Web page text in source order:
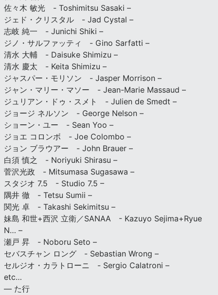
佐々木 敏光 - Toshimitsu Sasaki –
ジェド・クリスタル - Jad Cystal –
志岐 純一 - Junichi Shiki –
ジノ・サルファッティ - Gino Sarfatti –
清水 大輔 - Daisuke Shimizu –
清水 慶太 - Keita Shimizu –
ジャスパー・モリソン - Jasper Morrison –
ジャン・マリー・マソー - Jean-Marie Massaud –
ジュリアン・ドゥ・スメト - Julien de Smedt –
ジョージ ネルソン - George Nelson –
ショーン・ユー - Sean Yoo –
ジョエ コロンボ - Joe Colombo –
ジョン ブラウアー - John Brauer –
白須 慎之 - Noriyuki Shirasu –
菅沢光政 - Mitsumasa Sugasawa –
スタジオ 7.5 - Studio 7.5 –
隅井 徹 - Tetsu Sumii –
関光 卓 - Takashi Sekimitsu –
妹島 和世+西沢 立衛／SANAA - Kazuyo Sejima+Ryue
N… –
瀬戸 昇 - Noboru Seto –
セバスチャン ロング - Sebastian Wrong –
セルジオ・カラトローニ - Sergio Calatroni –
etc…
— た行